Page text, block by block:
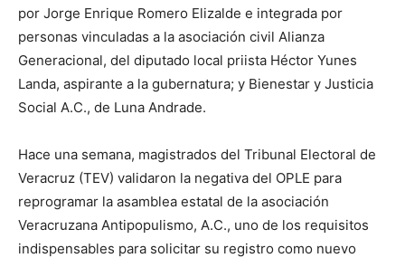
por Jorge Enrique Romero Elizalde e integrada por
personas vinculadas a la asociación civil Alianza
Generacional, del diputado local priista Héctor Yunes
Landa, aspirante a la gubernatura; y Bienestar y Justicia
Social A.C., de Luna Andrade.
Hace una semana, magistrados del Tribunal Electoral de
Veracruz (TEV) validaron la negativa del OPLE para
reprogramar la asamblea estatal de la asociación
Veracruzana Antipopulismo, A.C., uno de los requisitos
indispensables para solicitar su registro como nuevo